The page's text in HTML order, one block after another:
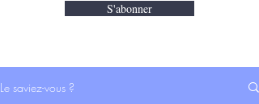
S'abonner
Le saviez-vous ?